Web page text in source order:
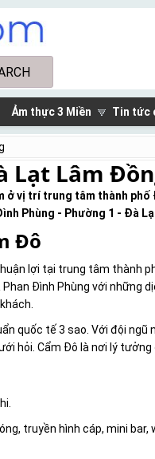
Ảm thực 3 Miền Tin tức
Lạt Lâm
ở vị trí trung tâm thành
Phùng - Phường 1 - Đà
Đô
lợi tại trung tâm thành
Đình Phùng với những
quốc tế 3 sao. Với đội ngũ
hỏi. Cẩm Đô là nơi lý
truyền hình cáp, mini bar,